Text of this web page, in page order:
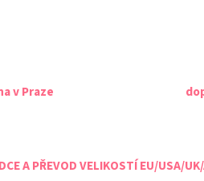
v Praze
A PŘEVOD VELIKOSTÍ EU/USA/